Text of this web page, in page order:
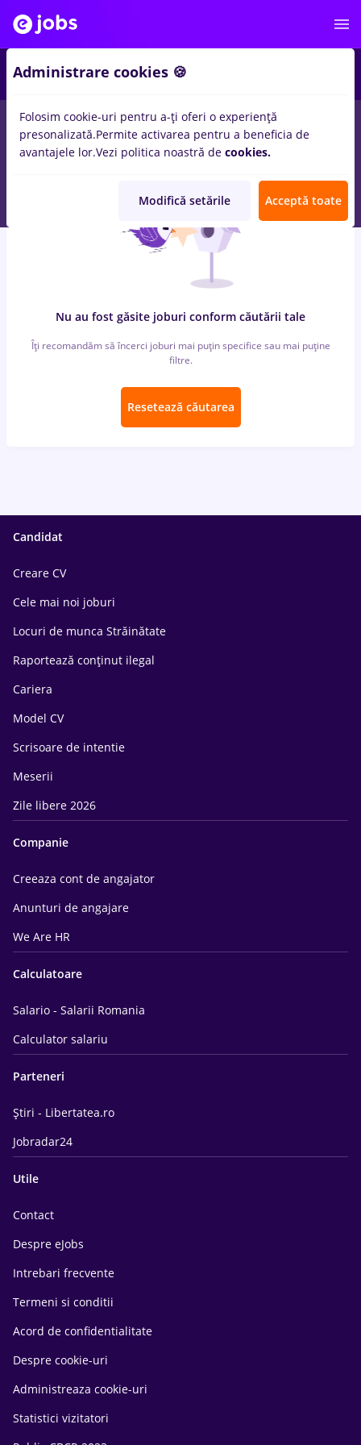
locuri de muncacu salarii 3000 lei, Full timeinBucuresti
pentruEntry-Level (< 2 ani)inBanci, Medicina / Sanatate
Nu au fost găsite joburi conform căutării tale
Îți recomandăm să încerci joburi mai puțin specifice sau mai puține
filtre.
Resetează căutarea
Candidat
Creare CV
Cele mai noi joburi
Locuri de munca Străinătate
Raportează conținut ilegal
Cariera
Model CV
Scrisoare de intentie
Meserii
Zile libere 2026
Companie
Creeaza cont de angajator
Anunturi de angajare
We Are HR
Calculatoare
Salario - Salarii Romania
Calculator salariu
Parteneri
Știri - Libertatea.ro
Jobradar24
Utile
Contact
Despre eJobs
Intrebari frecvente
Termeni si conditii
Acord de confidentialitate
Despre cookie-uri
Administreaza cookie-uri
Statistici vizitatori
Administrare cookies 🍪
Folosim cookie-uri pentru a-ți oferi o experiență
presonalizată.Permite activarea pentru a beneficia de
avantajele lor.Vezi politica noastră de cookies.
Modifică setările Acceptă toate